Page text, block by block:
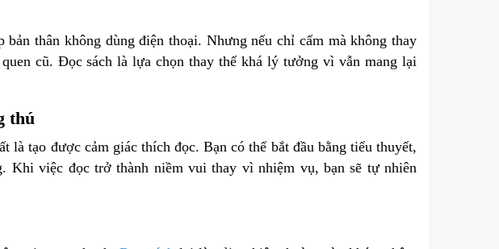
bản thân không dùng điện thoại. Nhưng nếu chỉ cấm mà không thay
cũ. Đọc sách là lựa chọn thay thế khá lý tưởng vì vẫn mang lại
thú
là tạo được cảm giác thích đọc. Bạn có thể bắt đầu bằng tiểu thuyết,
Khi việc đọc trở thành niềm vui thay vì nhiệm vụ, bạn sẽ tự nhiên